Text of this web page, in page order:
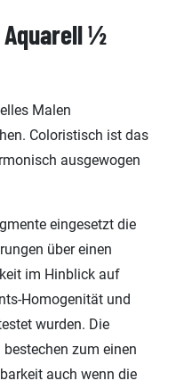
Aquarell ½
Malen
Coloristisch ist das
ausgewogen
eingesetzt die
über einen
im Hinblick auf
Homogenität und
wurden. Die
bestechen zum einen
auch wenn die